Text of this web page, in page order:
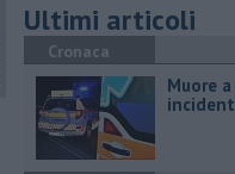
Ultimi articoli
Cronaca
Muore